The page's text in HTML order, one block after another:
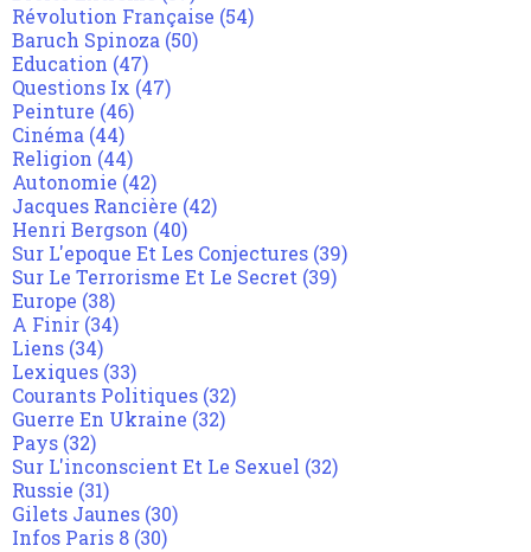
Révolution Française (54)
Baruch Spinoza (50)
Education (47)
Questions Ix (47)
Peinture (46)
Cinéma (44)
Religion (44)
Autonomie (42)
Jacques Rancière (42)
Henri Bergson (40)
Sur L'epoque Et Les Conjectures (39)
Sur Le Terrorisme Et Le Secret (39)
Europe (38)
A Finir (34)
Liens (34)
Lexiques (33)
Courants Politiques (32)
Guerre En Ukraine (32)
Pays (32)
Sur L'inconscient Et Le Sexuel (32)
Russie (31)
Gilets Jaunes (30)
Infos Paris 8 (30)